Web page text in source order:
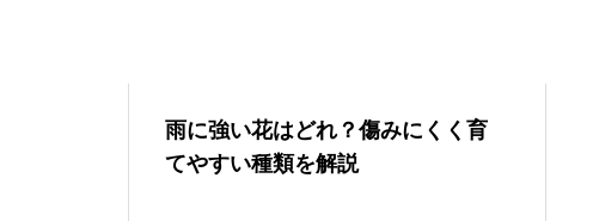
雨に強い花はどれ？傷みにくく育
てやすい種類を解説